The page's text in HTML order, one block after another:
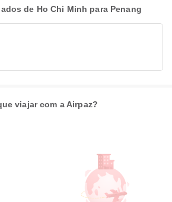
de Ho Chi Minh para Penang
viajar com a Airpaz?